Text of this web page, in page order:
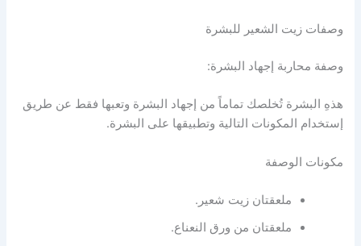
وصفات زيت الشعير للبشرة
وصفة محاربة إجهاد البشرة:
هذهِ البشرة تُخلصك تماماً من إجهاد البشرة وتعبها فقط عن طريق
إستخدام المكونات التالية وتطبيقها على البشرة.
مكونات الوصفة
ملعقتان زيت شعير.
ملعقتان من ورق النعناع.